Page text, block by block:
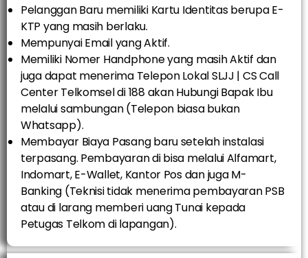
Pelanggan Baru memiliki Kartu Identitas berupa E-
KTP yang masih berlaku.
Mempunyai Email yang Aktif.
Memiliki Nomer Handphone yang masih Aktif dan
juga dapat menerima Telepon Lokal SLJJ | CS Call
Center Telkomsel di 188 akan Hubungi Bapak Ibu
melalui sambungan (Telepon biasa bukan
Whatsapp).
Membayar Biaya Pasang baru setelah instalasi
terpasang. Pembayaran di bisa melalui Alfamart,
Indomart, E-Wallet, Kantor Pos dan juga M-
Banking (Teknisi tidak menerima pembayaran PSB
atau di larang memberi uang Tunai kepada
Petugas Telkom di lapangan).